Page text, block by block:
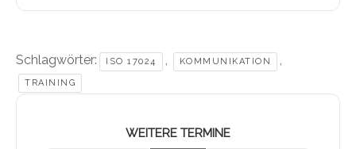
Schlagwörter: ISO 17024 , KOMMUNIKATION ,
TRAINING
WEITERE TERMINE